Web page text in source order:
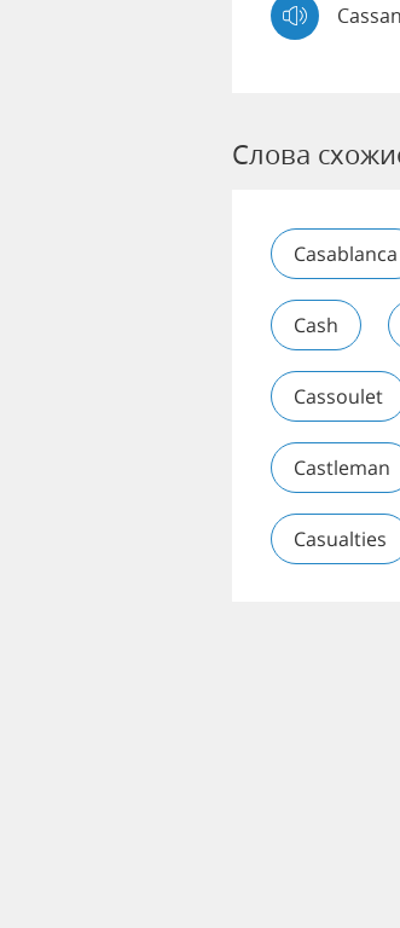
Слова
Casablanca
Cash
Cassoulet
Castleman
Casualties